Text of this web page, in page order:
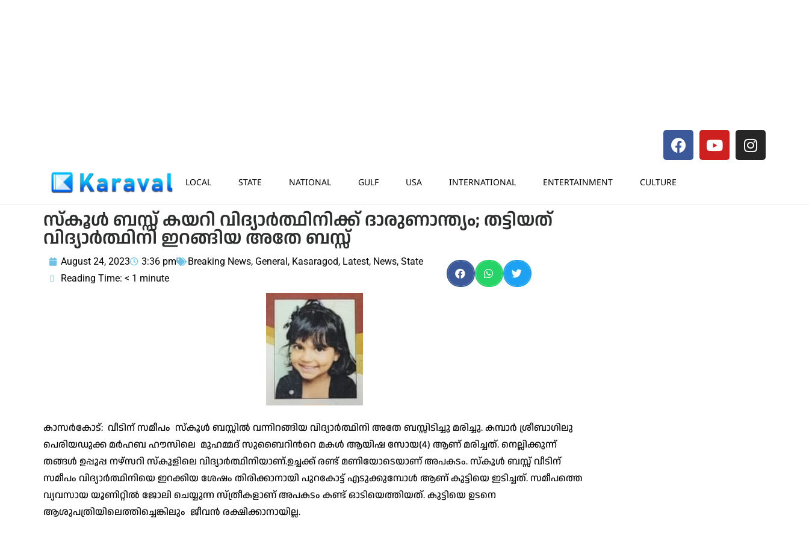
LOCAL STATE NATIONAL GULF USA INTERNATIONAL ENTERTAINMENT CULTURE
സ്കൂൾ ബസ്സ് കയറി വിദ്യാർത്ഥിനിക്ക് ദാരുണാന്ത്യം; തട്ടിയത്
വിദ്യാർത്ഥിനി ഇറങ്ങിയ അതേ ബസ്സ്
August 24, 2023 3:36 pm Breaking News, General, Kasaragod, Latest, News, State
Reading Time: < 1 minute
കാസർകോട്: വീടിന് സമീപം സ്കൂൾ ബസ്സിൽ വന്നിറങ്ങിയ വിദ്യാർത്ഥിനി അതേ ബസ്സിടിച്ചു മരിച്ചു. കമ്പാർ ശ്രീബാഗിലു
പെരിയഡുക്ക മർഹബ ഹൗസിലെ മുഹമ്മദ് സുബൈറിന്‍റെ മകൾ ആയിഷ സോയ(4) ആണ് മരിച്ചത്. നെല്ലിക്കുന്ന്
തങ്ങൾ ഉപ്പൂപ്പ നഴ്സറി സ്കൂളിലെ വിദ്യാർത്ഥിനിയാണ്.ഉച്ചക്ക് രണ്ട് മണിയോടെയാണ് അപകടം. സ്കൂൾ ബസ്സ് വീടിന്
സമീപം വിദ്യാർത്ഥിനിയെ ഇറക്കിയ ശേഷം തിരിക്കാനായി പുറകോട്ട് എടുക്കുമ്പോൾ ആണ് കുട്ടിയെ ഇടിച്ചത്. സമീപത്തെ
വ്യവസായ യൂണിറ്റിൽ ജോലി ചെയ്യുന്ന സ്ത്രീകളാണ് അപകടം കണ്ട് ഓടിയെത്തിയത്. കുട്ടിയെ ഉടനെ
ആശുപത്രിയിലെത്തിച്ചെങ്കിലും ജീവൻ രക്ഷിക്കാനായില്ല.